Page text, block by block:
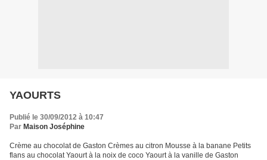
YAOURTS
Publié le 30/09/2012 à 10:47
Par Maison Joséphine
Crème au chocolat de Gaston Crèmes au citron Mousse à la banane Petits
flans au chocolat Yaourt à la noix de coco Yaourt à la vanille de Gaston